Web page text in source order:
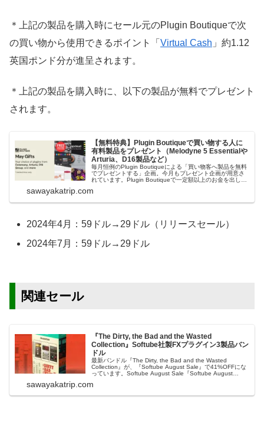
＊上記の製品を購入時にセール元のPlugin Boutiqueで次
の買い物から使用できるポイント「 Virtual Cash 」約1.12
英国ポンド分が進呈されます。
＊上記の製品を購入時に、以下の製品が無料でプレゼント
されます。
【無料特典】Plugin Boutiqueで買い物する人に
有料製品をプレゼント（Melodyne 5 Essentialや
Arturia、D16製品など）
毎月恒例のPlugin Boutiqueによる「買い物客へ製品を無料
でプレゼントする」企画。今月もプレゼント企画が用意さ
れています。Plugin Boutiqueで一定額以上のお金を出して
うことができます。＊無料配布終了予定日：日本時間：
sawayakatrip.com
2024年4月：59ドル→29ドル（リリースセール）
2024年7月：59ドル→29ドル
関連セール
『The Dirty, the Bad and the Wasted
Collection』Softube社製FXプラグイン3製品バン
ドル
最新バンドル『The Dirty, the Bad and the Wasted
Collection』が、『Softube August Sale』で41%OFFにな
っています。Softube August Sale『Softube August
sawayakatrip.com